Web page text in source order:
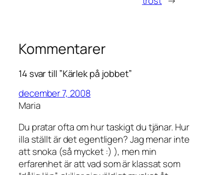
Kommentarer
14 svar till ”Kärlek på jobbet”
december 7, 2008
Maria
Du pratar ofta om hur taskigt du tjänar. Hur
illa ställt är det egentligen? Jag menar inte
att snoka (så mycket :) ), men min
erfarenhet är att vad som är klassat som